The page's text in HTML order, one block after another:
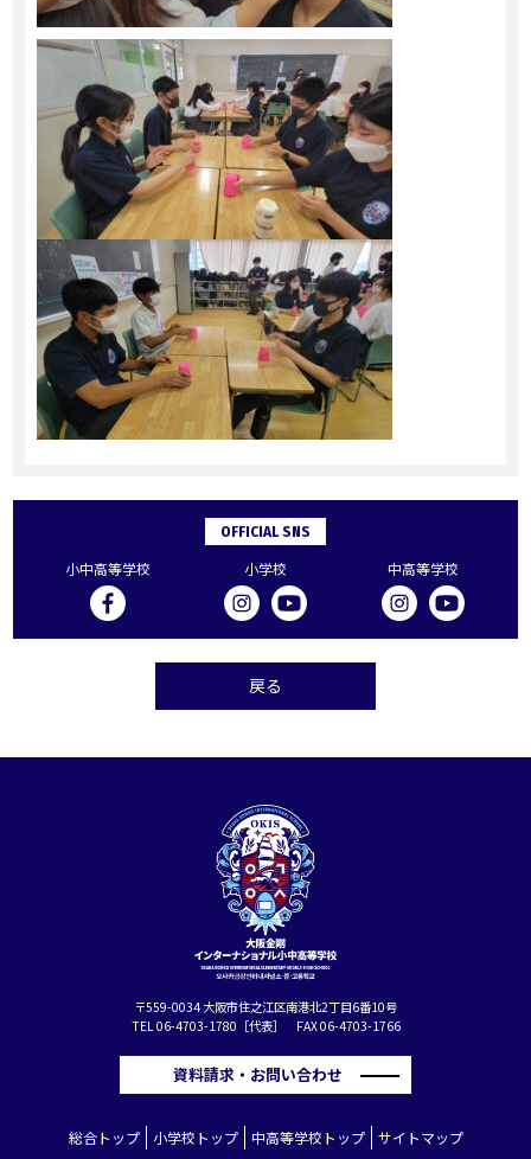
OFFICIAL SNS
小中高等学校 小学校 中高等学校
戻る
〒559-0034 大阪市住之江区南港北2丁目6番10号
TEL 06-4703-1780［代表］ FAX 06-4703-1766
資料請求・お問い合わせ
総合トップ 小学校トップ 中高等学校トップ サイトマップ